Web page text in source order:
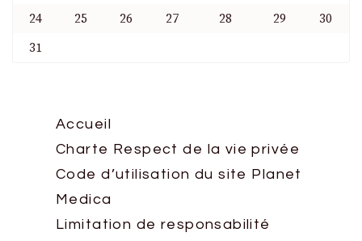
24
25 26 27 28 29
30
31
Accueil
Charte Respect de la vie privée
Code d’utilisation du site Planet
Medica
Limitation de responsabilité